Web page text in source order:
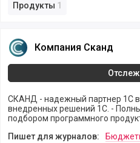
Продукты 1
Компания Сканд
Компания Сканд
СКАНД - надежный партнер 1С в
внедренных решений 1С. - Полный спектр услуг: от помощи с
подбором программного
Пишет для журналов: